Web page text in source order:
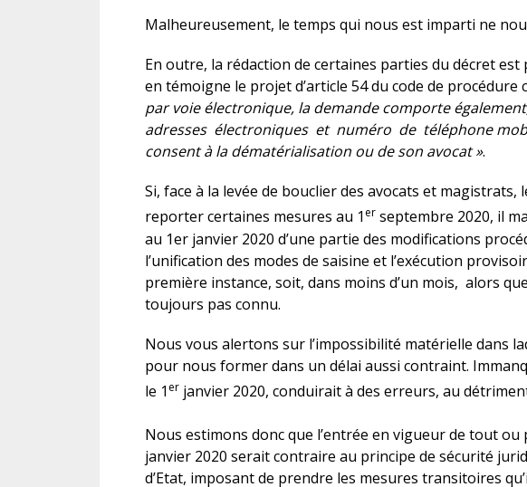
Malheureusement, le temps qui nous est imparti ne
En outre, la rédaction de certaines parties du décret
en témoigne le projet d’article 54 du code de procédure
par voie électronique, la demande comporte
adresses électroniques et numéro de téléphone
consent à la dématérialisation ou de son avocat ».
Si, face à la levée de bouclier des avocats et magistrats,
reporter certaines mesures au 1 er septembre 2020, il
au 1er janvier 2020 d’une partie des modifications
l’unification des modes de saisine et l’exécution
première instance, soit, dans moins d’un mois, alors
toujours pas connu.
Nous vous alertons sur l’impossibilité matérielle dans
pour nous former dans un délai aussi contraint.
le 1 er janvier 2020, conduirait à des erreurs, au
Nous estimons donc que l’entrée en vigueur de tout ou
janvier 2020 serait contraire au principe de sécurité
d’Etat, imposant de prendre les mesures transitoires